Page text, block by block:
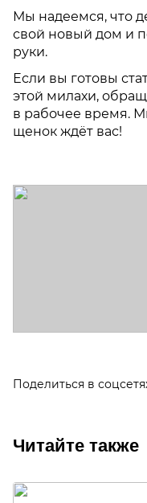
Мы надеемся, что
свой новый дом и
руки.
Если вы готовы
этой милахи,
в рабочее время.
щенок ждёт вас!
Поделиться в
Читайте также